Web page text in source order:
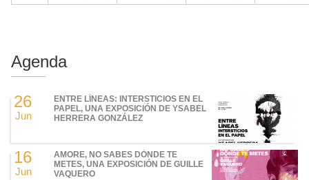
Agenda
26
Jun
ENTRE LÍNEAS: INTERSTICIOS EN EL
PAPEL, UNA EXPOSICIÓN DE YSABEL
HERRERA GONZÁLEZ
16
Jun
AMORE, NO SABES DÓNDE TE
METES, UNA EXPOSICIÓN DE GUILLE
VAQUERO